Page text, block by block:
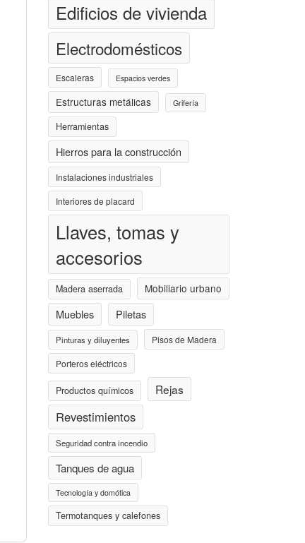
Edificios de vivienda
Electrodomésticos
Escaleras Espacios verdes
Estructuras metálicas Grifería
Herramientas
Hierros para la construcción
Instalaciones industriales
Interiores de placard
Llaves, tomas y
accesorios
Madera aserrada Mobiliario urbano
Muebles Piletas
Pinturas y diluyentes
Pisos de Madera
Porteros eléctricos
Productos químicos Rejas
Revestimientos
Seguridad contra incendio
Tanques de agua
Tecnología y domótica
Termotanques y calefones